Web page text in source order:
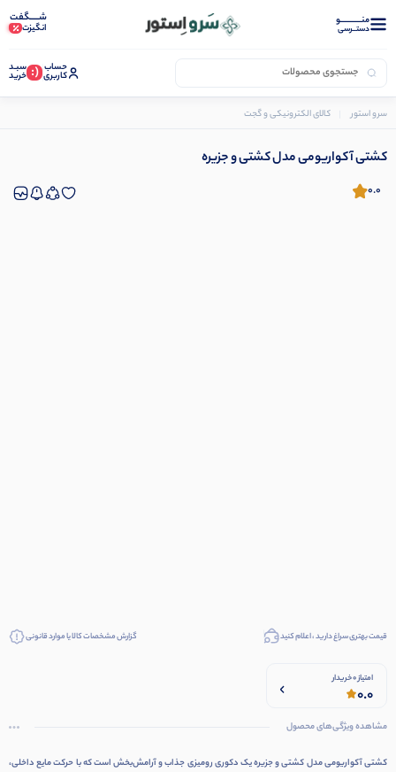
منــــــــــــو
دستــرسی
شـــــگفت
انگیزت
حساب
کاربری (: سبـد
خرید
سرو استور کالای الکترونیکی و گجت
کشتی آکواریومی مدل کشتی و جزیره
0.0
قیمت بهتری سراغ دارید ، اعلام کنید گزارش مشخصات کالا یا موارد قانونی
امتیاز 0 خریدار
0.0
مشاهده ویژگی‌های محصول
کشتی آکواریومی مدل کشتی و جزیره یک دکوری رومیزی جذاب و آرامش‌بخش است که با حرکت مایع داخلی،